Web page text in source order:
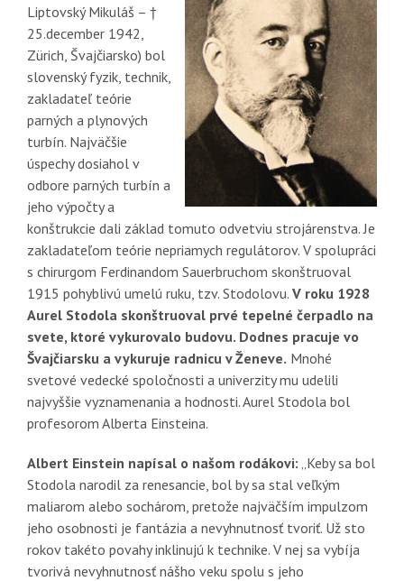
Liptovský Mikuláš – †
25.december 1942,
Zürich, Švajčiarsko) bol
slovenský fyzik, technik,
zakladateľ teórie
parných a plynových
turbín. Najväčšie
úspechy dosiahol v
odbore parných turbín a
jeho výpočty a
konštrukcie dali základ tomuto odvetviu strojárenstva. Je
zakladateľom teórie nepriamych regulátorov. V spolupráci
s chirurgom Ferdinandom Sauerbruchom skonštruoval
1915 pohyblivú umelú ruku, tzv. Stodolovu. V roku 1928
Aurel Stodola skonštruoval prvé tepelné čerpadlo na
svete, ktoré vykurovalo budovu. Dodnes pracuje vo
Švajčiarsku a vykuruje radnicu v Ženeve. Mnohé
svetové vedecké spoločnosti a univerzity mu udelili
najvyššie vyznamenania a hodnosti. Aurel Stodola bol
profesorom Alberta Einsteina.
Albert Einstein napísal o našom rodákovi: „Keby sa bol
Stodola narodil za renesancie, bol by sa stal veľkým
maliarom alebo sochárom, pretože najväčším impulzom
jeho osobnosti je fantázia a nevyhnutnosť tvoriť. Už sto
rokov takéto povahy inklinujú k technike. V nej sa vybíja
tvorivá nevyhnutnosť nášho veku spolu s jeho